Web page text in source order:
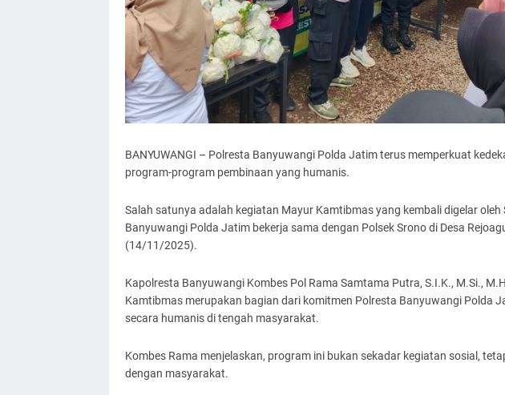
BANYUWANGI – Polresta Banyuwangi Polda Jatim terus memperkuat
program-program pembinaan yang humanis.
Salah satunya adalah kegiatan Mayur Kamtibmas yang kembali digelar oleh
Banyuwangi Polda Jatim bekerja sama dengan Polsek Srono di Desa
(14/11/2025).
Kapolresta Banyuwangi Kombes Pol Rama Samtama Putra, S.I.K., M.Si.,
Kamtibmas merupakan bagian dari komitmen Polresta Banyuwangi Polda
secara humanis di tengah masyarakat.
Kombes Rama menjelaskan, program ini bukan sekadar kegiatan sosial,
dengan masyarakat.